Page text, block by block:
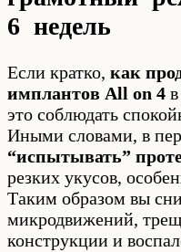
6 недель
Если кратко, как
имплантов All on 4
это соблюдать
Иными словами, в
“испытывать”
резких укусов,
Таким образом вы
микродвижений,
конструкции и